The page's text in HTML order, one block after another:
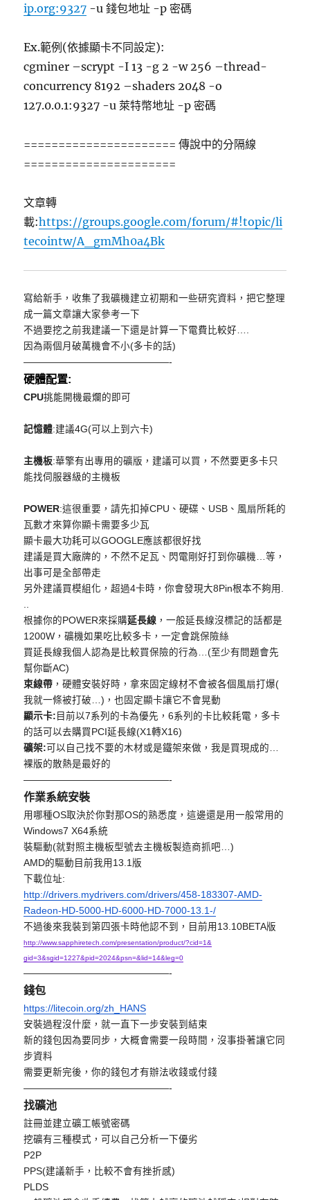
ip.org:9327 -u 錢包地址 -p 密碼
Ex.範例(依據顯卡不同設定):
cgminer –scrypt -I 13 -g 2 -w 256 –thread-
concurrency 8192 –shaders 2048 -o
127.0.0.1:9327 -u 萊特幣地址 -p 密碼
====================== 傳說中的分隔線
======================
文章轉
載:https://groups.google.com/forum/#!topic/li
tecointw/A_gmMh0a4Bk
寫給新手，收集了我礦機建立初期和一些研究資料，把它整理
成一篇文章讓大家參考一下
不過要挖之前我建議一下還是計算一下電費比較好….
因為兩個月破萬機會不小(多卡的話)
———————————————-
硬體配置:
CPU挑能開機最爛的即可
記憶體:建議4G(可以上到六卡)
主機板:華擎有出專用的礦版，建議可以買，不然要更多卡只
能找伺服器級的主機板
POWER:這很重要，請先扣掉CPU、硬碟、USB、 風扇所耗的
瓦數才來算你顯卡需要多少瓦
顯卡最大功耗可以GOOGLE應該都很好找
建議是買大廠牌的，不然不足瓦、閃電剛好打到你礦機…等，
出事可是全部帶走
另外建議買模組化，超過4卡時，你會發現大8Pin根本不夠用.
根據你的POWER來採購延長線 ，一般延長線沒標記的話都是
1200W，礦機如果吃比較多卡，一定會跳保險絲
買延長線我個人認為是比較買保險的行為…(至少有問題會先
幫你斷AC)
束線帶 ，硬體安裝好時，拿來固定線材不會被各個風扇打爆(
我就一條被打破…)，也固定顯卡讓它不會晃動
顯示卡: 目前以7系列的卡為優先，6系列的卡比較耗電， 多卡
的話可以去購買PCI延長線(X1轉X16)
礦架:可以自己找不要的木材或是鐵架來做，我是買現成的…
裸版的散熱是最好的
———————————————-
作業系統安裝
用哪種OS取決於你對那OS的熟悉度，這邊還是用一般常用的
Windows7 X64系統
裝驅動(就對照主機板型號去主機板製造商抓吧…)
AMD的驅動目前我用13.1版
下載位址:
http://drivers.mydrivers.com/drivers/458-183307-AMD-
Radeon-HD-5000-HD-6000-HD-7000-13.1-/
不過後來我裝到第四張卡時他認不到，目前用13.10BETA版
http://www.sapphiretech.com/presentation/product/?cid=1&
gid=3&sgid=1227&pid=2024&psn=&lid=14&leg=0
———————————————-
錢包
https://litecoin.org/zh_HANS
安裝過程沒什麼，就一直下一步安裝到結束
新的錢包因為要同步，大概會需要一段時間，沒事掛著讓它同
步資料
需要更新完後，你的錢包才有辦法收錢或付錢
———————————————-
找礦池
註冊並建立礦工帳號密碼
挖礦有三種模式，可以自己分析一下優劣
P2P
PPS(建議新手，比較不會有挫折感)
PLDS